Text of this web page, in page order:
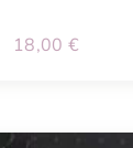
18,00 €